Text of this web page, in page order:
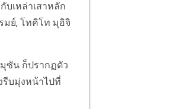
บเหล่าเสาหลัก
มย์, โทคิโท มุอิจิ
ซัน ก็ปรากฏตัว
บมุ่งหน้าไปที่